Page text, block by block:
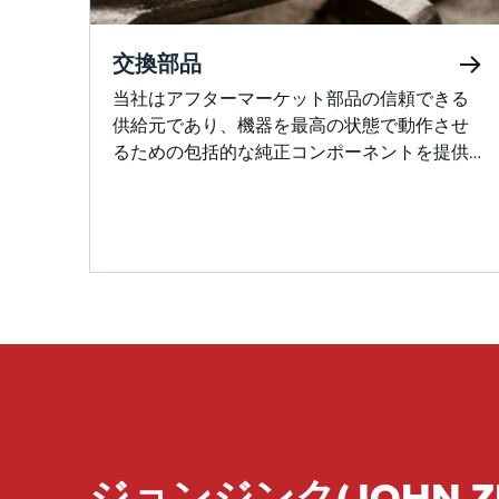
交換部品
当社はアフターマーケット部品の信頼できる
供給元であり、機器を最高の状態で動作させ
るための包括的な純正コンポーネントを提供